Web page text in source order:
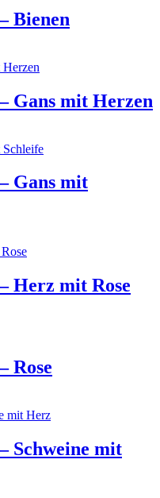
Bienen
Gans mit Herzen
Gans mit
Herz mit Rose
Rose
Schweine mit